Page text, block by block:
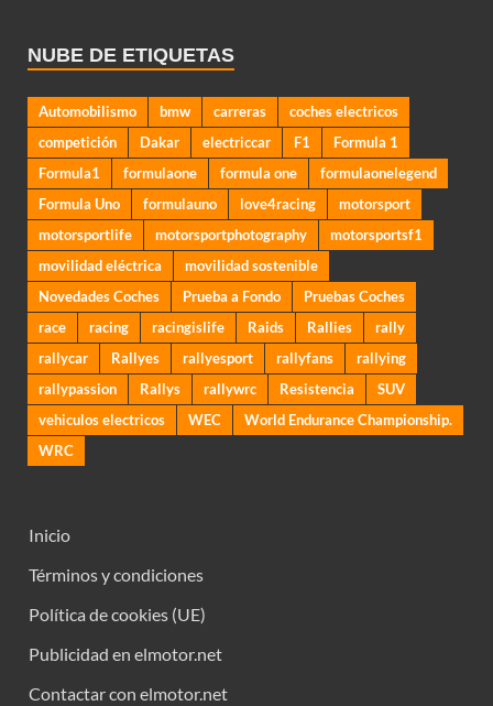
NUBE DE ETIQUETAS
Automobilismo bmw carreras
coches electricos
competición
Dakar electriccar F1
Formula 1
Formula1
formulaone formula one
formulaonelegend
Formula Uno
formulauno love4racing
motorsport
motorsportlife
motorsportphotography
motorsportsf1
movilidad eléctrica
movilidad sostenible
Novedades Coches
Prueba a Fondo
Pruebas Coches
race
racing racingislife Raids Rallies
rally
rallycar
Rallyes rallyesport rallyfans
rallying
rallypassion
Rallys rallywrc Resistencia
SUV
vehiculos electricos
WEC
World Endurance Championship.
WRC
Inicio
Términos y condiciones
Política de cookies (UE)
Publicidad en elmotor.net
Contactar con elmotor.net